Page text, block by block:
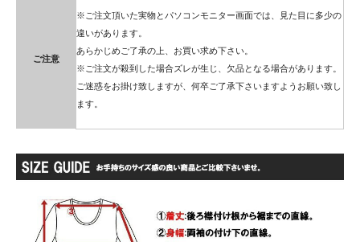
ご注意
※ご注文頂いた実物とパソコンモニター画面では、見た目に多少の
違いがあります。
あらかじめご了承の上、お買い求め下さい。
※ご注文が殺到した場合ズレが生じ、欠品となる場合があります。
ご迷惑をお掛け致しますが、何卒ご了承下さいますようお願い致し
ます。